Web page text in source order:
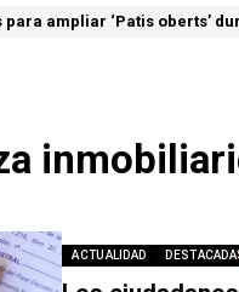
para ampliar ‘Patis oberts’
ACTUALIDAD